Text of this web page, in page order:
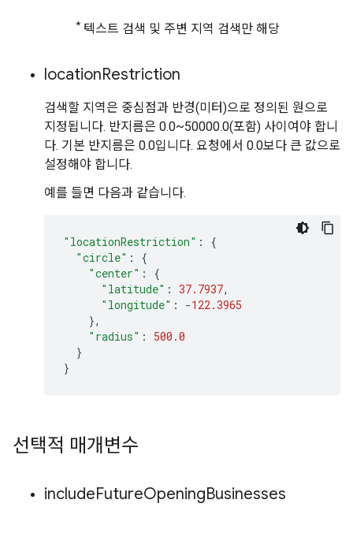
* 텍스트 검색 및 주변 지역 검색만 해당
locationRestriction
검색할 지역은 중심점과 반경(미터)으로 정의된 원으로
지정됩니다. 반지름은 0.0~50000.0(포함) 사이여야 합니
다. 기본 반지름은 0.0입니다. 요청에서 0.0보다 큰 값으로
설정해야 합니다.
예를 들면 다음과 같습니다.
"locationRestriction" :
{
"circle" :
{
"center" :
{
"latitude" : 37.7937,
"longitude" : -122.3965
},
"radius" :
500.0
}
}
선택적 매개변수
includeFutureOpeningBusinesses